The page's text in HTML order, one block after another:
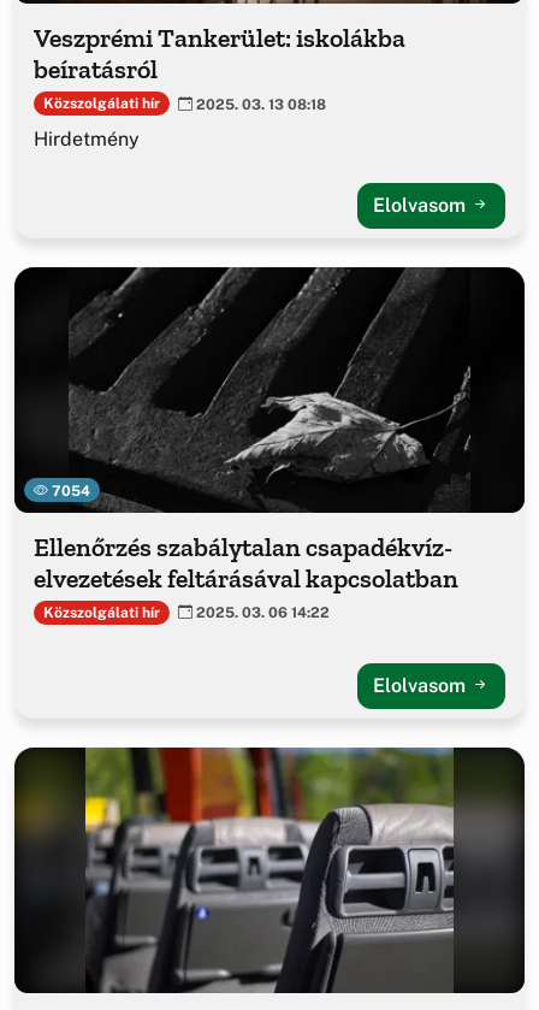
Veszprémi Tankerület: iskolákba
beíratásról
Közszolgálati hír 2025. 03. 13 08:18
Hirdetmény
Elolvasom
7054
Ellenőrzés szabálytalan csapadékvíz-
elvezetések feltárásával kapcsolatban
Közszolgálati hír 2025. 03. 06 14:22
Elolvasom